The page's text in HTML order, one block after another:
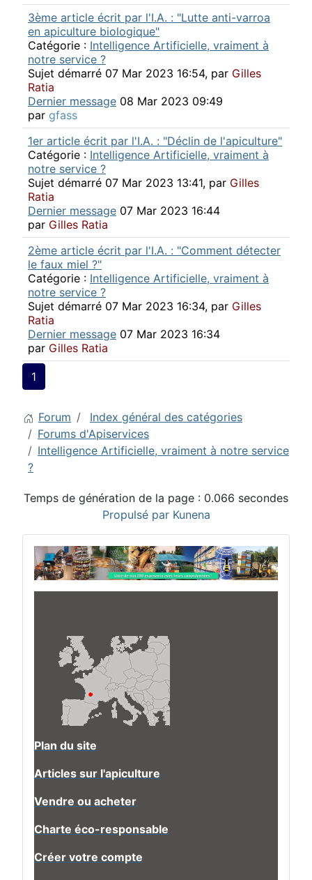
3ème article écrit par l'I.A. : "Lutte anti-varroa
en apiculture biologique"
Catégorie : Intelligence Artificielle, vraiment à
notre service ?
Sujet démarré 07 Mar 2023 16:54, par Gilles
Ratia
Dernier message 08 Mar 2023 09:49
par gfass
1er article écrit par l'I.A. : "Déclin de l'apiculture"
Catégorie : Intelligence Artificielle, vraiment à
notre service ?
Sujet démarré 07 Mar 2023 13:41, par Gilles
Ratia
Dernier message 07 Mar 2023 16:44
par Gilles Ratia
2ème article écrit par l'I.A. : "Comment détecter
le faux miel ?"
Catégorie : Intelligence Artificielle, vraiment à
notre service ?
Sujet démarré 07 Mar 2023 16:34, par Gilles
Ratia
Dernier message 07 Mar 2023 16:34
par Gilles Ratia
1
Forum
Index général des catégories
Forums d'Apiservices
Intelligence Artificielle, vraiment à notre service
?
Temps de génération de la page : 0.066 secondes
Propulsé par Kunena
Plan du site
Articles sur l'apiculture
Vendre ou acheter
Charte éco-responsable
Créer votre compte